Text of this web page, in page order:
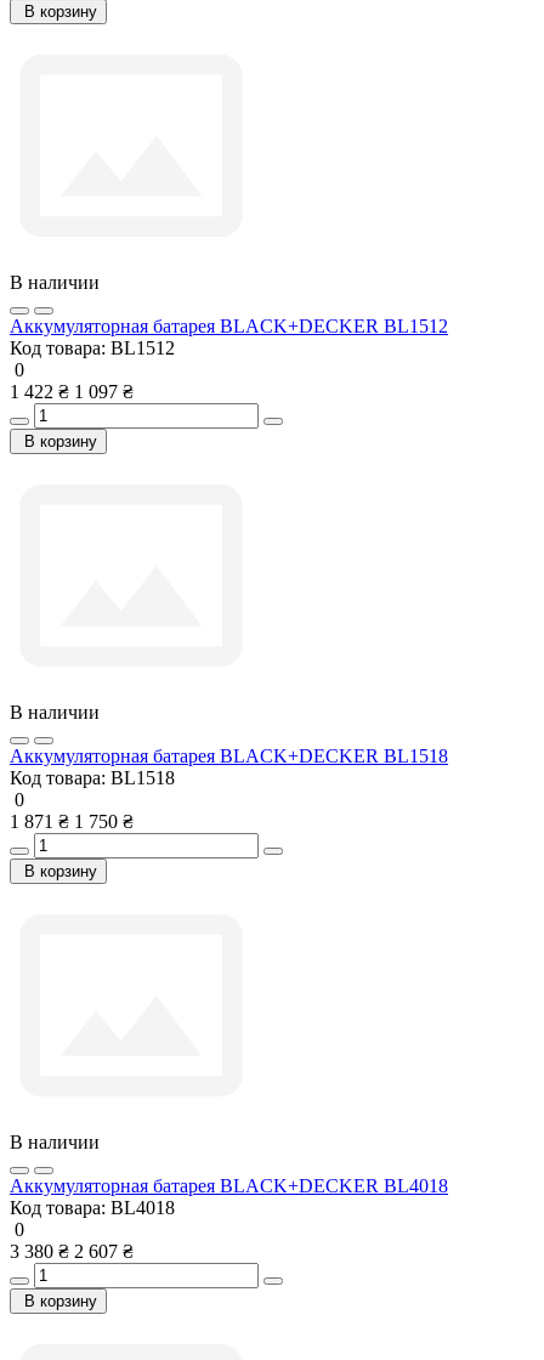
В корзину
В наличии
Аккумуляторная батарея BLACK+DECKER BL1512
Код товара: BL1512
0
1 422 ₴ 1 097 ₴
В корзину
В наличии
Аккумуляторная батарея BLACK+DECKER BL1518
Код товара: BL1518
0
1 871 ₴ 1 750 ₴
В корзину
В наличии
Аккумуляторная батарея BLACK+DECKER BL4018
Код товара: BL4018
0
3 380 ₴ 2 607 ₴
В корзину